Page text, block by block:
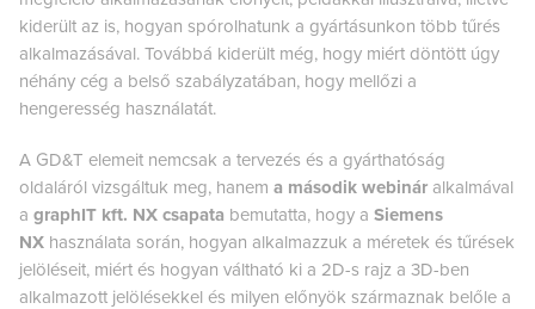
kiderült az is, hogyan spórolhatunk a gyártásunkon több tűrés
alkalmazásával. Továbbá kiderült még, hogy miért döntött úgy
néhány cég a belső szabályzatában, hogy mellőzi a
hengeresség használatát.
A GD&T elemeit nemcsak a tervezés és a gyárthatóság
oldaláról vizsgáltuk meg, hanem a második webinár alkalmával
a graphIT kft. NX csapata bemutatta, hogy a Siemens
NX használata során, hogyan alkalmazzuk a méretek és tűrések
jelöléseit, miért és hogyan váltható ki a 2D-s rajz a 3D-ben
alkalmazott jelölésekkel és milyen előnyök származnak belőle a